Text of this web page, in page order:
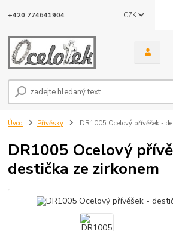
CZK
+420 774641904
Úvod Přívěsky DR1005 Ocelový přívěšek -
DR1005 Ocelový
destička ze zirkonem